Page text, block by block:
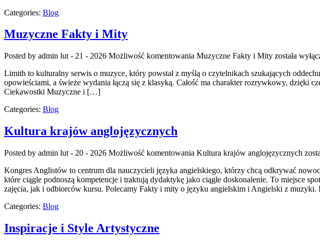
Categories: Blog
Muzyczne Fakty i Mity
Posted by admin lut - 21 - 2026 Możliwość komentowania Muzyczne Fakty i Mity została
Limith to kulturalny serwis o muzyce, który powstał z myślą o czytelnikach szukających
opowieściami, a świeże wydania łączą się z klasyką. Całość ma charakter rozrywkowy, dzięki
Ciekawostki Muzyczne i […]
Categories: Blog
Kultura krajów anglojęzycznych
Posted by admin lut - 20 - 2026 Możliwość komentowania Kultura krajów anglojęzycznych
Kongres Anglistów to centrum dla nauczycieli języka angielskiego, którzy chcą odkrywać
które ciągle podnoszą kompetencje i traktują dydaktykę jako ciągłe doskonalenie. To miejsce
zajęcia, jak i odbiorców kursu. Polecamy Fakty i mity o języku angielskim i Angielski z
Categories: Blog
Inspiracje i Style Artystyczne